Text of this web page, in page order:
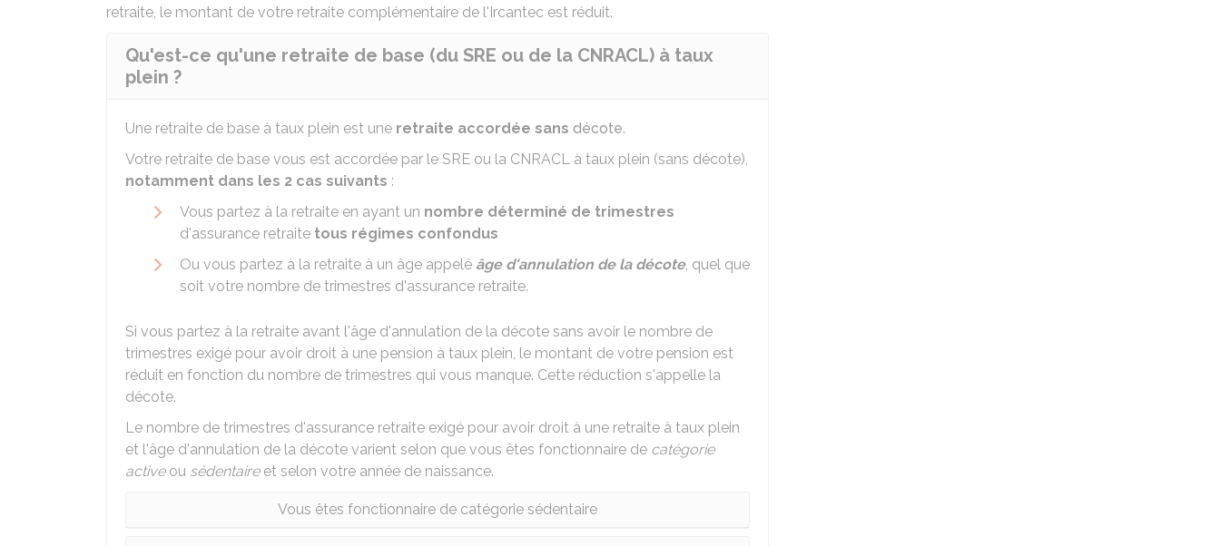
retraite, le montant de votre retraite complémentaire de l'Ircantec est réduit.
Qu'est-ce qu'une retraite de base (du SRE ou de la CNRACL) à taux
plein ?
Une retraite de base à taux plein est une retraite accordée sans décote.
Votre retraite de base vous est accordée par le SRE ou la CNRACL à taux plein (sans décote),
notamment dans les 2 cas suivants :
Vous partez à la retraite en ayant un nombre déterminé de trimestres
d'assurance retraite tous régimes confondus
Ou vous partez à la retraite à un âge appelé âge d'annulation de la décote, quel que
soit votre nombre de trimestres d'assurance retraite.
Si vous partez à la retraite avant l'âge d'annulation de la décote sans avoir le nombre de
trimestres exigé pour avoir droit à une pension à taux plein, le montant de votre pension est
réduit en fonction du nombre de trimestres qui vous manque. Cette réduction s'appelle la
décote.
Le nombre de trimestres d'assurance retraite exigé pour avoir droit à une retraite à taux plein
et l'âge d'annulation de la décote varient selon que vous êtes fonctionnaire de catégorie
activeou sédentaireet selon votre année de naissance.
Vous êtes fonctionnaire de catégorie sédentaire